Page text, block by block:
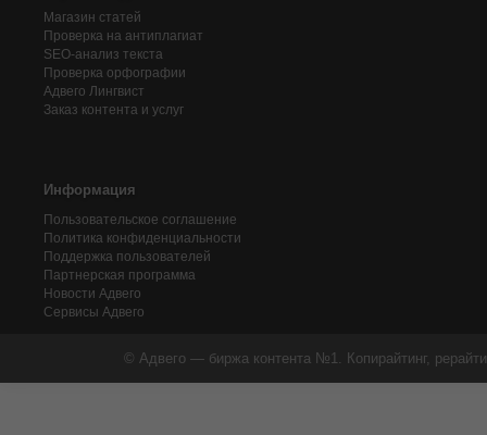
Магазин статей
Проверка на антиплагиат
SEO-анализ текста
Проверка орфографии
Адвего Лингвист
Заказ контента и услуг
Информация
Пользовательское соглашение
Политика конфиденциальности
Поддержка пользователей
Партнерская программа
Новости Адвего
Сервисы Адвего
© Адвего — биржа контента №1. Копирайтинг,